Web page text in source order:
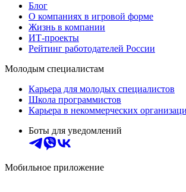
Блог
О компаниях в игровой форме
Жизнь в компании
ИТ-проекты
Рейтинг работодателей России
Молодым специалистам
Карьера для молодых специалистов
Школа программистов
Карьера в некоммерческих
Боты для уведомлений
Мобильное приложение